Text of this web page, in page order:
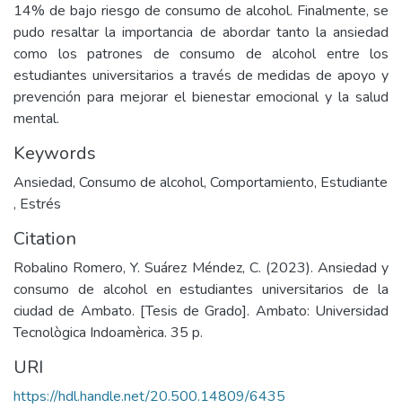
14% de bajo riesgo de consumo de alcohol. Finalmente, se
pudo resaltar la importancia de abordar tanto la ansiedad
como los patrones de consumo de alcohol entre los
estudiantes universitarios a través de medidas de apoyo y
prevención para mejorar el bienestar emocional y la salud
mental.
Keywords
Ansiedad, Consumo de alcohol, Comportamiento, Estudiante
, Estrés
Citation
Robalino Romero, Y. Suárez Méndez, C. (2023). Ansiedad y
consumo de alcohol en estudiantes universitarios de la
ciudad de Ambato. [Tesis de Grado]. Ambato: Universidad
Tecnològica Indoamèrica. 35 p.
URI
https://hdl.handle.net/20.500.14809/6435